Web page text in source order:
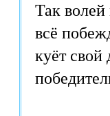
Так
всё
куёт свой